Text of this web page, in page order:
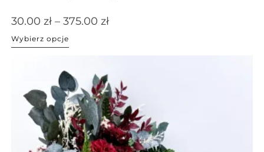
30.00 zł – 375.00 zł
Wybierz opcje